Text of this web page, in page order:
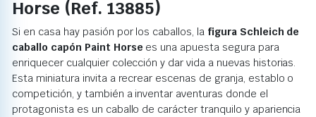
Horse (Ref. 13885)
Si en casa hay pasión por los caballos, la figura Schleich de
caballo capón Paint Horse es una apuesta segura para
enriquecer cualquier colección y dar vida a nuevas historias.
Esta miniatura invita a recrear escenas de granja, establo o
competición, y también a inventar aventuras donde el
protagonista es un caballo de carácter tranquilo y apariencia